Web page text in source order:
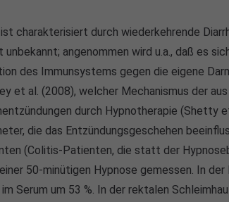
charakterisiert durch wiederkehrende
angenommen wird u.a., daß es
des Immunsystems gegen die eigene
et al. (2008), welcher Mechanismus der
durch Hypnotherapie (Shetty
die das Entzündungsgeschehen
(Colitis-Patienten, die statt der
50-minütigen Hypnose gemessen. In
Serum um 53 %. In der rektalen